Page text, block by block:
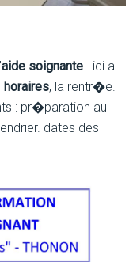
aide soignante. ici a
horaires, la rentr�e.
: pr�paration au
dates des